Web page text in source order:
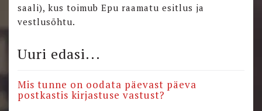
saali), kus toimub Epu raamatu esitlus ja
vestlusõhtu.
Uuri edasi...
Mis tunne on oodata päevast päeva
postkastis kirjastuse vastust?